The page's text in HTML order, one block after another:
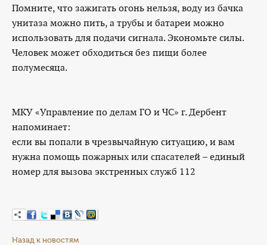
Помните, что зажигать огонь нельзя, воду из бачка
унитаза можно пить, а трубы и батареи можно
использовать для подачи сигнала. Экономьте силы.
Человек может обходиться без пищи более
полумесяца.
МКУ «Управление по делам ГО и ЧС» г. Дербент
напоминает:
если вы попали в чрезвычайную ситуацию, и вам
нужна помощь пожарных или спасателей – единый
номер для вызова экстренных служб 112
Назад к новостям